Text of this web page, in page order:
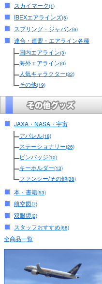
スカイマーク(1)
IBEXエアラインズ(5)
スプリング・ジャパン(6)
連合・連盟・エアライン各種
国内エアライン(3)
海外エアライン(0)
人気キャラクター(32)
その他(19)
JAXA・NASA・宇宙
アパレル(18)
ステーショナリー(26)
ピンバッジ(10)
キーホルダー(13)
ファンシー/その他(38)
本・書籍(53)
航空図(7)
双眼鏡(2)
スタッフおすすめ(68)
全商品一覧